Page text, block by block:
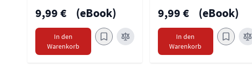
9,99 € (eBook)
In den
Warenkorb
9,99 € (eBook)
In den
Warenkorb